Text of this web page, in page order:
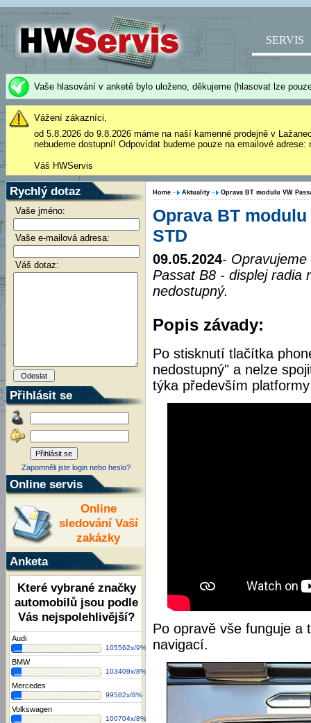
SERVIS
Vaše hlasování v anketě bylo uloženo, děkujeme (hlasovat lze
Vážení zákazníci,
od 5.8.2026 do 9.8.2026 máme na naší kamenné prodejně v
nebudeme dostupní! Odpovídat budeme pouze na emailové
Váš HWServis
Rychlý dotaz
Vaše jméno:
Vaše e-mailová adresa:
Váš dotaz:
Přihlásit se
Zapomněli jste login nebo heslo?
Online servis
Online
sledování Vaší
zakázky
Anketa
Které vybrané značky
automobilů jsou podle
Vás nejspolehlivější?
Audi
105562x/9%
BMW
103409x/8%
Mercedes
99582x/8%
Volkswagen
100704x/8%
Home Aktuality Oprava BT modulu VW
Oprava BT
STD
09.05.2024-
Passat B8 - displej radia
nedostupný.
Popis závady:
Po stisknutí tlačítka
nedostupný" a nelze
týka především
Po opravě vše funguje a
navigací.